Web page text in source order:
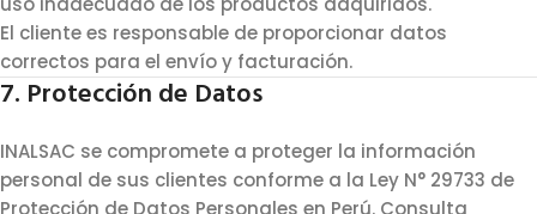
El cliente es responsable de proporcionar datos
correctos para el envío y facturación.
7. Protección de Datos
INALSAC se compromete a proteger la información
personal de sus clientes conforme a la Ley N° 29733 de
Protección de Datos Personales en Perú. Consulta